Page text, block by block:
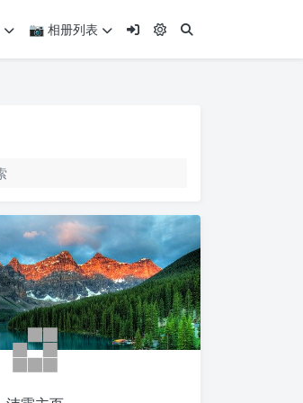
📷 相册列表